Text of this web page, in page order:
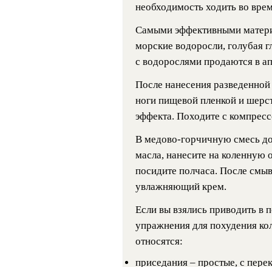
необходимость ходить во
Самыми эффективными
морские водоросли, голубая
с водорослями продаются в
После нанесения
ноги пищевой пленкой и
эффекта. Походите с
В медово-горчичную смесь
масла, нанесите на коленную
посидите полчаса. После
увлажняющий крем.
Если вы взялись приводить в
упражнения для похудения
относятся:
приседания – простые, с